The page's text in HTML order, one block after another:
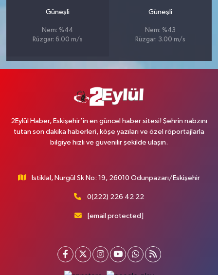
Güneşli
Nem: %44
Rüzgar: 6.00 m/s
Güneşli
Nem: %43
Rüzgar: 3.00 m/s
2Eylül Haber, Eskişehir’in en güncel haber sitesi! Şehrin nabzını
tutan son dakika haberleri, köşe yazıları ve özel röportajlarla
bilgiye hızlı ve güvenilir şekilde ulaşın.
İstiklal, Nurgül Sk No: 19, 26010 Odunpazarı/Eskişehir
0(222) 226 42 22
[email protected]